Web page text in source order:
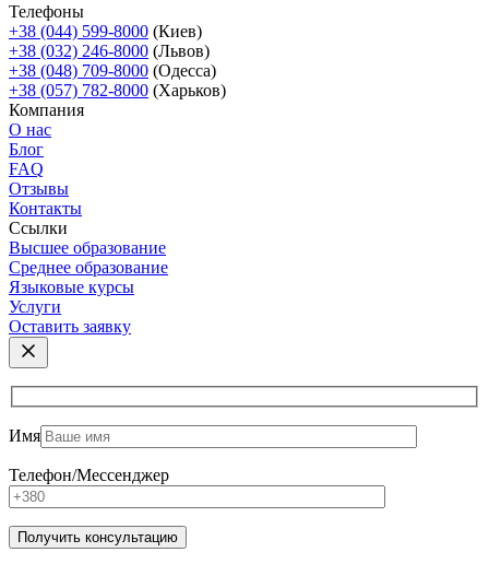
Телефоны
+38 (044) 599-8000 (Киев)
+38 (032) 246-8000 (Львов)
+38 (048) 709-8000 (Одесcа)
+38 (057) 782-8000 (Харьков)
Компания
О нас
Блог
FAQ
Отзывы
Контакты
Ссылки
Высшее образование
Среднее образование
Языковые курсы
Услуги
Оставить заявку
Имя
Телефон/Мессенджер